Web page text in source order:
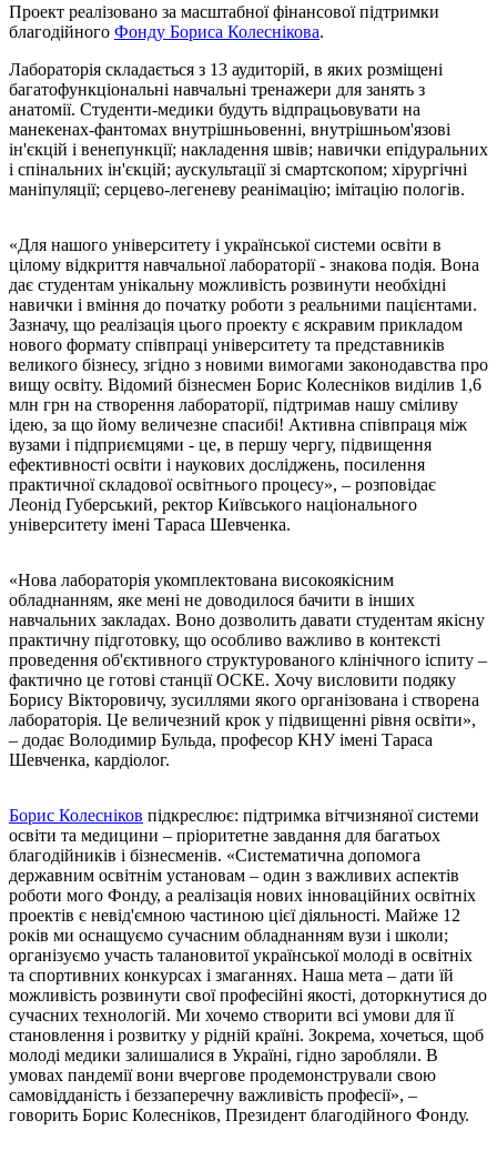
Проект реалізовано за масштабної фінансової підтримки
благодійного Фонду Бориса Колеснікова.
Лабораторія складається з 13 аудиторій, в яких розміщені
багатофункціональні навчальні тренажери для занять з
анатомії. Студенти-медики будуть відпрацьовувати на
манекенах-фантомах внутрішньовенні, внутрішньом'язові
ін'єкцій і венепункції; накладення швів; навички епідуральних
і спінальних ін'єкцій; аускультації зі смартскопом; хірургічні
маніпуляції; серцево-легеневу реанімацію; імітацію пологів.
«Для нашого університету і української системи освіти в
цілому відкриття навчальної лабораторії - знакова подія. Вона
дає студентам унікальну можливість розвинути необхідні
навички і вміння до початку роботи з реальними пацієнтами.
Зазначу, що реалізація цього проекту є яскравим прикладом
нового формату співпраці університету та представників
великого бізнесу, згідно з новими вимогами законодавства про
вищу освіту. Відомий бізнесмен Борис Колесніков виділив 1,6
млн грн на створення лабораторії, підтримав нашу сміливу
ідею, за що йому величезне спасибі! Активна співпраця між
вузами і підприємцями - це, в першу чергу, підвищення
ефективності освіти і наукових досліджень, посилення
практичної складової освітнього процесу», – розповідає
Леонід Губерський, ректор Київського національного
університету імені Тараса Шевченка.
«Нова лабораторія укомплектована високоякісним
обладнанням, яке мені не доводилося бачити в інших
навчальних закладах. Воно дозволить давати студентам якісну
практичну підготовку, що особливо важливо в контексті
проведення об'єктивного структурованого клінічного іспиту –
фактично це готові станції ОСКЕ. Хочу висловити подяку
Борису Вікторовичу, зусиллями якого організована і створена
лабораторія. Це величезний крок у підвищенні рівня освіти»,
– додає Володимир Бульда, професор КНУ імені Тараса
Шевченка, кардіолог.
Борис Колесніков підкреслює: підтримка вітчизняної системи
освіти та медицини – пріоритетне завдання для багатьох
благодійників і бізнесменів. «Систематична допомога
державним освітнім установам – один з важливих аспектів
роботи мого Фонду, а реалізація нових інноваційних освітніх
проектів є невід'ємною частиною цієї діяльності. Майже 12
років ми оснащуємо сучасним обладнанням вузи і школи;
організуємо участь талановитої української молоді в освітніх
та спортивних конкурсах і змаганнях. Наша мета – дати їй
можливість розвинути свої професійні якості, доторкнутися до
сучасних технологій. Ми хочемо створити всі умови для її
становлення і розвитку у рідній країні. Зокрема, хочеться, щоб
молоді медики залишалися в Україні, гідно заробляли. В
умовах пандемії вони вчергове продемонстрували свою
самовідданість і беззаперечну важливість професії», –
говорить Борис Колесніков, Президент благодійного Фонду.